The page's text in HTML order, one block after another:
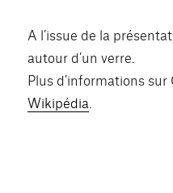
A l’issue de la
autour d’un verre.
Plus d’informations
Wikipédia